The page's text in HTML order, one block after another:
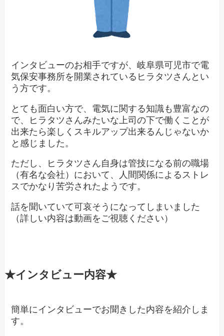
インタビューのお相手ですが、岐阜県可児市で電
気保安事務所を開業されているヒラタツさんとい
う方です。
とても面白い方で、電気に関する知識も豊富なの
で、ヒラタツさんみたいな上司の下で働くことが
出来たら楽しくスキルアップ出来るんじゃないか
と感じました。
ただし、ヒラタツさん自身は管技になる前の職場
（有名な会社）において、人間関係によるストレ
スでかなり苦労されたようです。
話を聞いていて可哀そうになってしまいました
（詳しい内容は動画をご視聴ください）
★インタビュー内容★
簡単にインタビューでお聞きした内容を紹介しま
す。